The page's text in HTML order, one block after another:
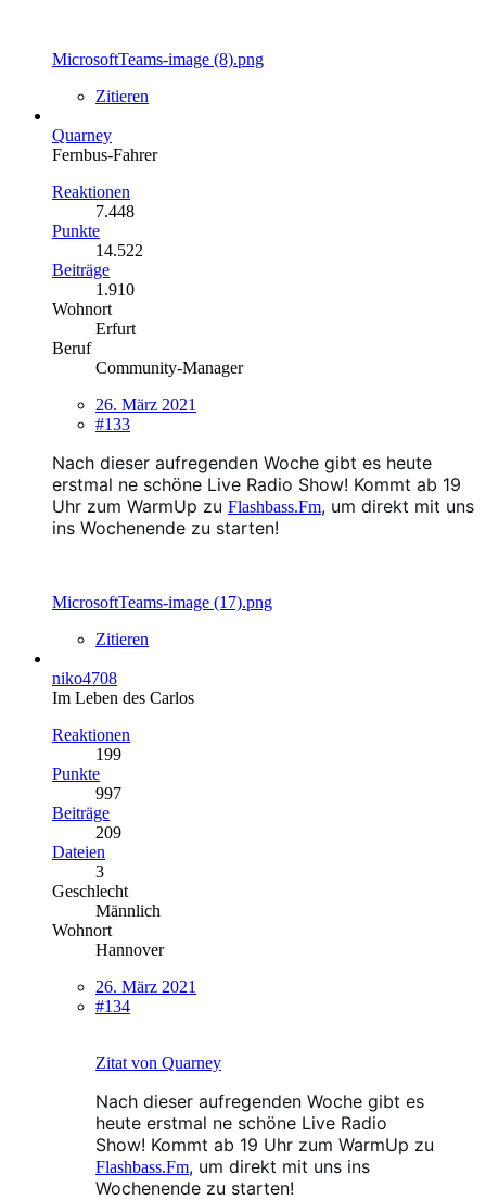
MicrosoftTeams-image (8).png
Zitieren
Quarney
Fernbus-Fahrer
Reaktionen
7.448
Punkte
14.522
Beiträge
1.910
Wohnort
Erfurt
Beruf
Community-Manager
26. März 2021
#133
Nach dieser aufregenden Woche gibt es heute
erstmal ne schöne Live Radio Show! Kommt ab 19
Uhr zum WarmUp zu Flashbass.Fm, um direkt mit uns
ins Wochenende zu starten!
MicrosoftTeams-image (17).png
Zitieren
niko4708
Im Leben des Carlos
Reaktionen
199
Punkte
997
Beiträge
209
Dateien
3
Geschlecht
Männlich
Wohnort
Hannover
26. März 2021
#134
Zitat von Quarney
Nach dieser aufregenden Woche gibt es
heute erstmal ne schöne Live Radio
Show! Kommt ab 19 Uhr zum WarmUp zu
Flashbass.Fm, um direkt mit uns ins
Wochenende zu starten!